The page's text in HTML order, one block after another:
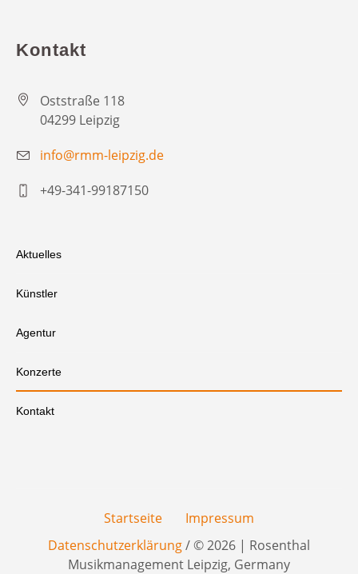
Kontakt
Oststraße 118
04299 Leipzig
info@rmm-leipzig.de
+49-341-99187150
Aktuelles
Künstler
Agentur
Konzerte
Kontakt
Startseite
Impressum
Datenschutzerklärung/ © 2026 | Rosenthal
Musikmanagement Leipzig, Germany